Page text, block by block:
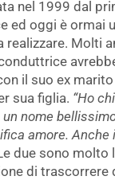
nel 1999 dal
ed oggi è ormai
Molti
il suo ex
sua figlia. “Ho
nome
amore. Anche
due sono molto
di trascorrere